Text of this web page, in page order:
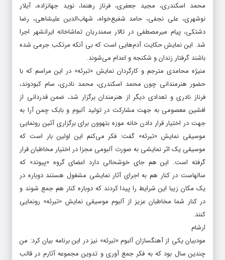
محمد اسکندری، مجید جعفری، فرناز رهنما، نوید جهانزاده، آیلار
نوشهری، علی نجفی، حامد شفیع‌خواه، شهاب‌الدین علیشاهی، رضا
دشتکی، پیام میرمصطفی در تالار سمندریان تماشاخانه ایرانشهر اجرا
شد. این نمایش حکایت آدم‌هایی است که بی آنکه مرتکب جرمی شده
باشند گرفتار زندان و شکنجه و اعدام می‌شوند.
منیژه محامدی مترجم و کارگردان نمایش «تبرئه» در این مراسم که با
حضور هنرمندانی چون محمد اسکندری، محمد نادری، سام کبودوند،
فرناز نادری و تعدادی دیگر از هنرمندان برگزار شد، ضمن قدردانی از
افشین معصومی به جهت مشارکت در تولید آلبوم و بابک چمن آرا به
جهت در اختیار قرار دادن خانه موزه بتهوون برای برگزاری آئین رونمایی
موسیقی نمایش «تبرئه» گفت: فکر می‌کنم این اولین بار است که
موسیقی یک اثر نمایشی به صورت آلبومی مجزا در اختیار مخاطبان قرار
گرفته است. این هم جای خوشحالی دارد اعضای گروه «پیوند» که
سالهاست در کنار هم به اجرای آثار نمایشی مشغول هستند دوباره در
یک مکان زیبا این شرایط را پیدا کردند که دوباره کنار هم جمع شوند و
در کنار شما مخاطبان عزیز از آلبوم موسیقی نمایش «تبرئه» رونمایی
کنند.
ارشام
مودبیان یکی از آهنگسازان آلبوم «تبرئه» نیز در این برنامه بیان کرد: من
چندین سال بود که به فکر جمع آوری و تدوین مجموعه آثارم در قالب